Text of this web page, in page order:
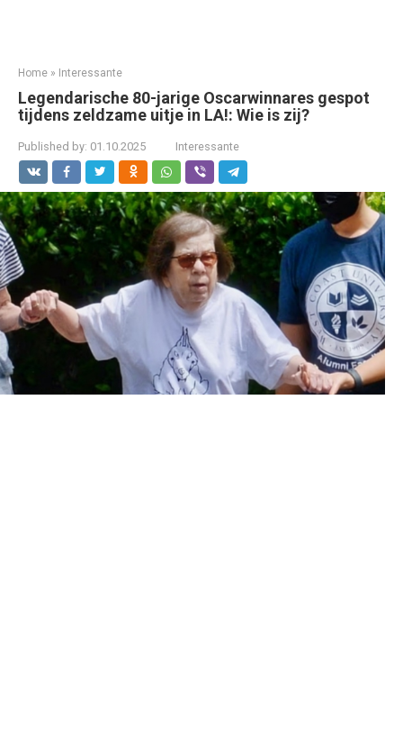
Home » Interessante
Legendarische 80-jarige Oscarwinnares gespot
tijdens zeldzame uitje in LA!: Wie is zij?
Published by: 01.10.2025 Interessante